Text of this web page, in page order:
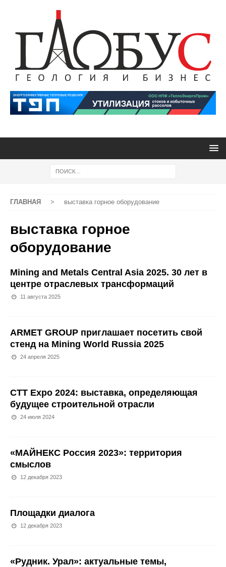
ГЛАВНАЯ > выставка горное оборудование
выставка горное
оборудование
Mining and Metals Central Asia 2025. 30 лет в
центре отраслевых трансформаций
11 августа 2025
ARMET GROUP приглашает посетить свой
стенд на Mining World Russia 2025
24 апреля 2025
CTT Expo 2024: выставка, определяющая
будущее строительной отрасли
24 июля 2024
«МАЙНЕКС Россия 2023»: территория
смыслов
12 декабря 2023
Площадки диалога
12 декабря 2023
«Рудник. Урал»: актуальные темы,